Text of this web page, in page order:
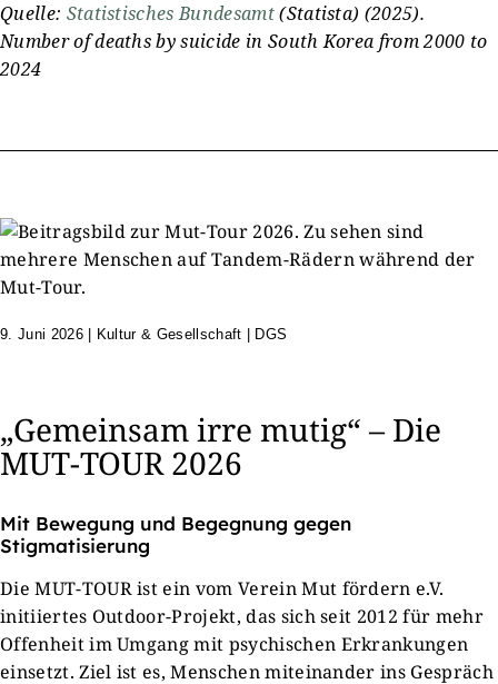
Quelle: Statistisches Bundesamt(Statista) (2025).
Number of deaths by suicide in South Korea from 2000 to
2024
9. Juni 2026| Kultur & Gesellschaft | DGS
„Gemeinsam irre mutig“ – Die
MUT-TOUR 2026
Mit Bewegung und Begegnung gegen
Stigmatisierung
Die MUT-TOUR ist ein vom Verein Mut fördern e.V.
initiiertes Outdoor-Projekt, das sich seit 2012 für mehr
Offenheit im Umgang mit psychischen Erkrankungen
einsetzt. Ziel ist es, Menschen miteinander ins Gespräch